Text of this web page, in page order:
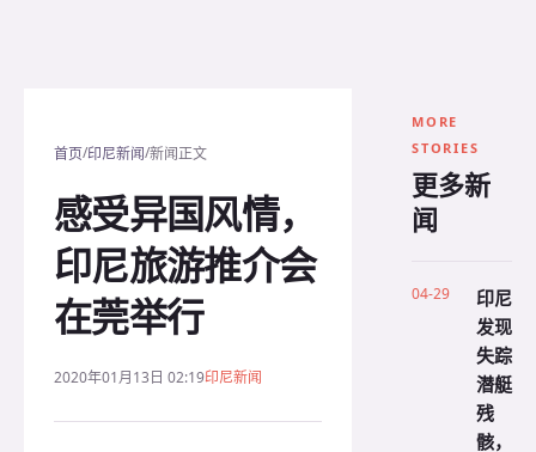
首页/印尼新闻/新闻正文
感受异国风情，
印尼旅游推介会
在莞举行
2020年01月13日 02:19印尼新闻
MORE
STORIES
更多新
闻
04-29
印尼
发现
失踪
潜艇
残
骸，